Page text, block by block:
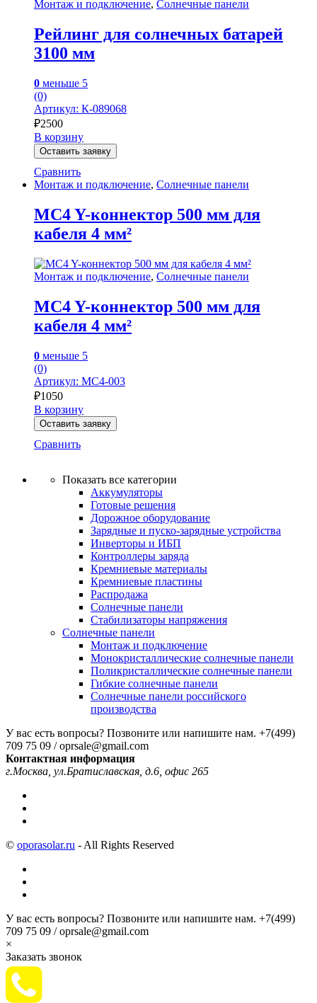
Монтаж и подключение, Солнечные панели
Рейлинг для солнечных батарей
3100 мм
0 меньше 5
(0)
Артикул: К-089068
₽2500
В корзину
Оставить заявку
Сравнить
Монтаж и подключение, Солнечные панели
MC4 Y-коннектор 500 мм для
кабеля 4 мм²
Монтаж и подключение, Солнечные панели
MC4 Y-коннектор 500 мм для
кабеля 4 мм²
0 меньше 5
(0)
Артикул: MC4-003
₽1050
В корзину
Оставить заявку
Сравнить
Показать все категории
Аккумуляторы
Готовые решения
Дорожное оборудование
Зарядные и пуско-зарядные устройства
Инверторы и ИБП
Контроллеры заряда
Кремниевые материалы
Кремниевые пластины
Распродажа
Солнечные панели
Стабилизаторы напряжения
Солнечные панели
Монтаж и подключение
Монокристаллические солнечные панели
Поликристаллические солнечные панели
Гибкие солнечные панели
Солнечные панели российского
производства
У вас есть вопросы? Позвоните или напишите нам. +7(499)
709 75 09 / oprsale@gmail.com
Контактная информация
г.Москва, ул.Братиславская, д.6, офис 265
© oporasolar.ru - All Rights Reserved
У вас есть вопросы? Позвоните или напишите нам. +7(499)
709 75 09 / oprsale@gmail.com
×
Заказать звонок